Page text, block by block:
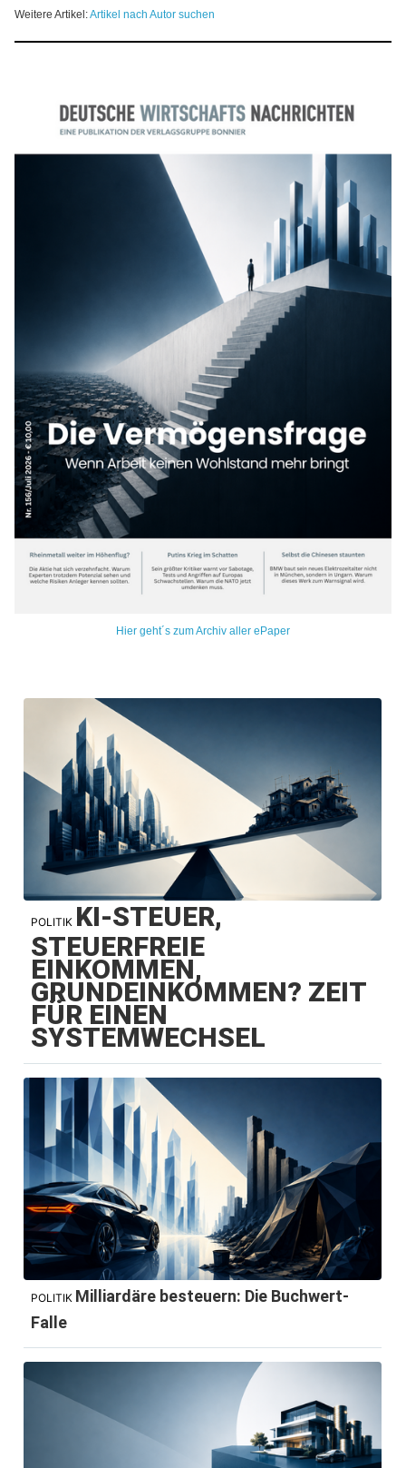
Weitere Artikel:Artikel nach Autor suchen
Hier geht´s zum Archiv aller ePaper
POLITIK KI-STEUER,
STEUERFREIE
EINKOMMEN,
GRUNDEINKOMMEN? ZEIT
FÜR EINEN
SYSTEMWECHSEL
POLITIK Milliardäre besteuern: Die Buchwert-
Falle